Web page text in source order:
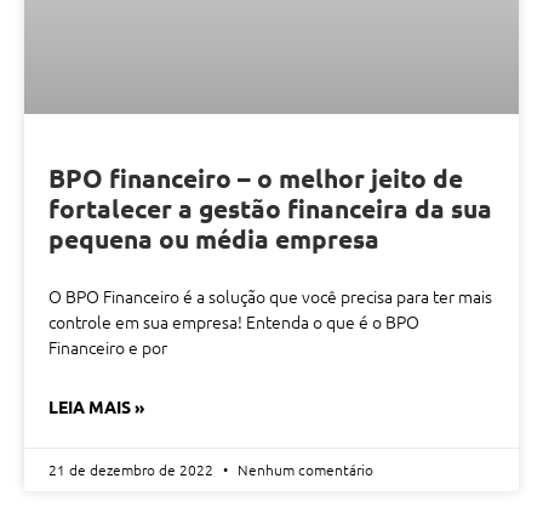
BPO financeiro – o melhor jeito de
fortalecer a gestão financeira da sua
pequena ou média empresa
O BPO Financeiro é a solução que você precisa para ter mais
controle em sua empresa! Entenda o que é o BPO
Financeiro e por
LEIA MAIS »
21 de dezembro de 2022 Nenhum comentário